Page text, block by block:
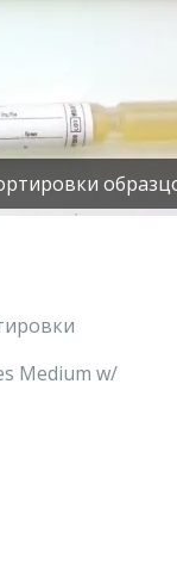
Medium w/